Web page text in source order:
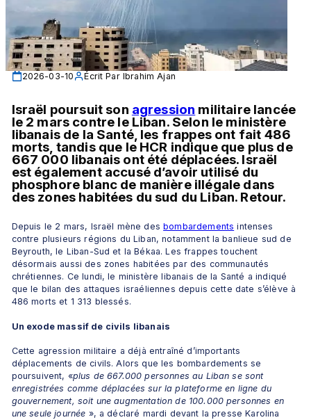
2026-03-10 Écrit Par Ibrahim Ajan
Israël poursuit son agression militaire lancée
le 2 mars contre le Liban. Selon le ministère
libanais de la Santé, les frappes ont fait 486
morts, tandis que le HCR indique que plus de
667 000 libanais ont été déplacées. Israël
est également accusé d’avoir utilisé du
phosphore blanc de manière illégale dans
des zones habitées du sud du Liban. Retour.
Depuis le 2 mars, Israël mène des bombardements intenses
contre plusieurs régions du Liban, notamment la banlieue sud de
Beyrouth, le Liban-Sud et la Békaa. Les frappes touchent
désormais aussi des zones habitées par des communautés
chrétiennes. Ce lundi, le ministère libanais de la Santé a indiqué
que le bilan des attaques israéliennes depuis cette date s’élève à
486 morts et 1 313 blessés.
Un exode massif de civils libanais
Cette agression militaire a déjà entraîné d’importants
déplacements de civils. Alors que les bombardements se
poursuivent, «plus de 667.000 personnes au Liban se sont
enregistrées comme déplacées sur la plateforme en ligne du
gouvernement, soit une augmentation de 100.000 personnes en
une seule journée », a déclaré mardi devant la presse Karolina